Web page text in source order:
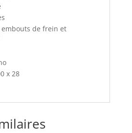
embouts de frein et
x 28